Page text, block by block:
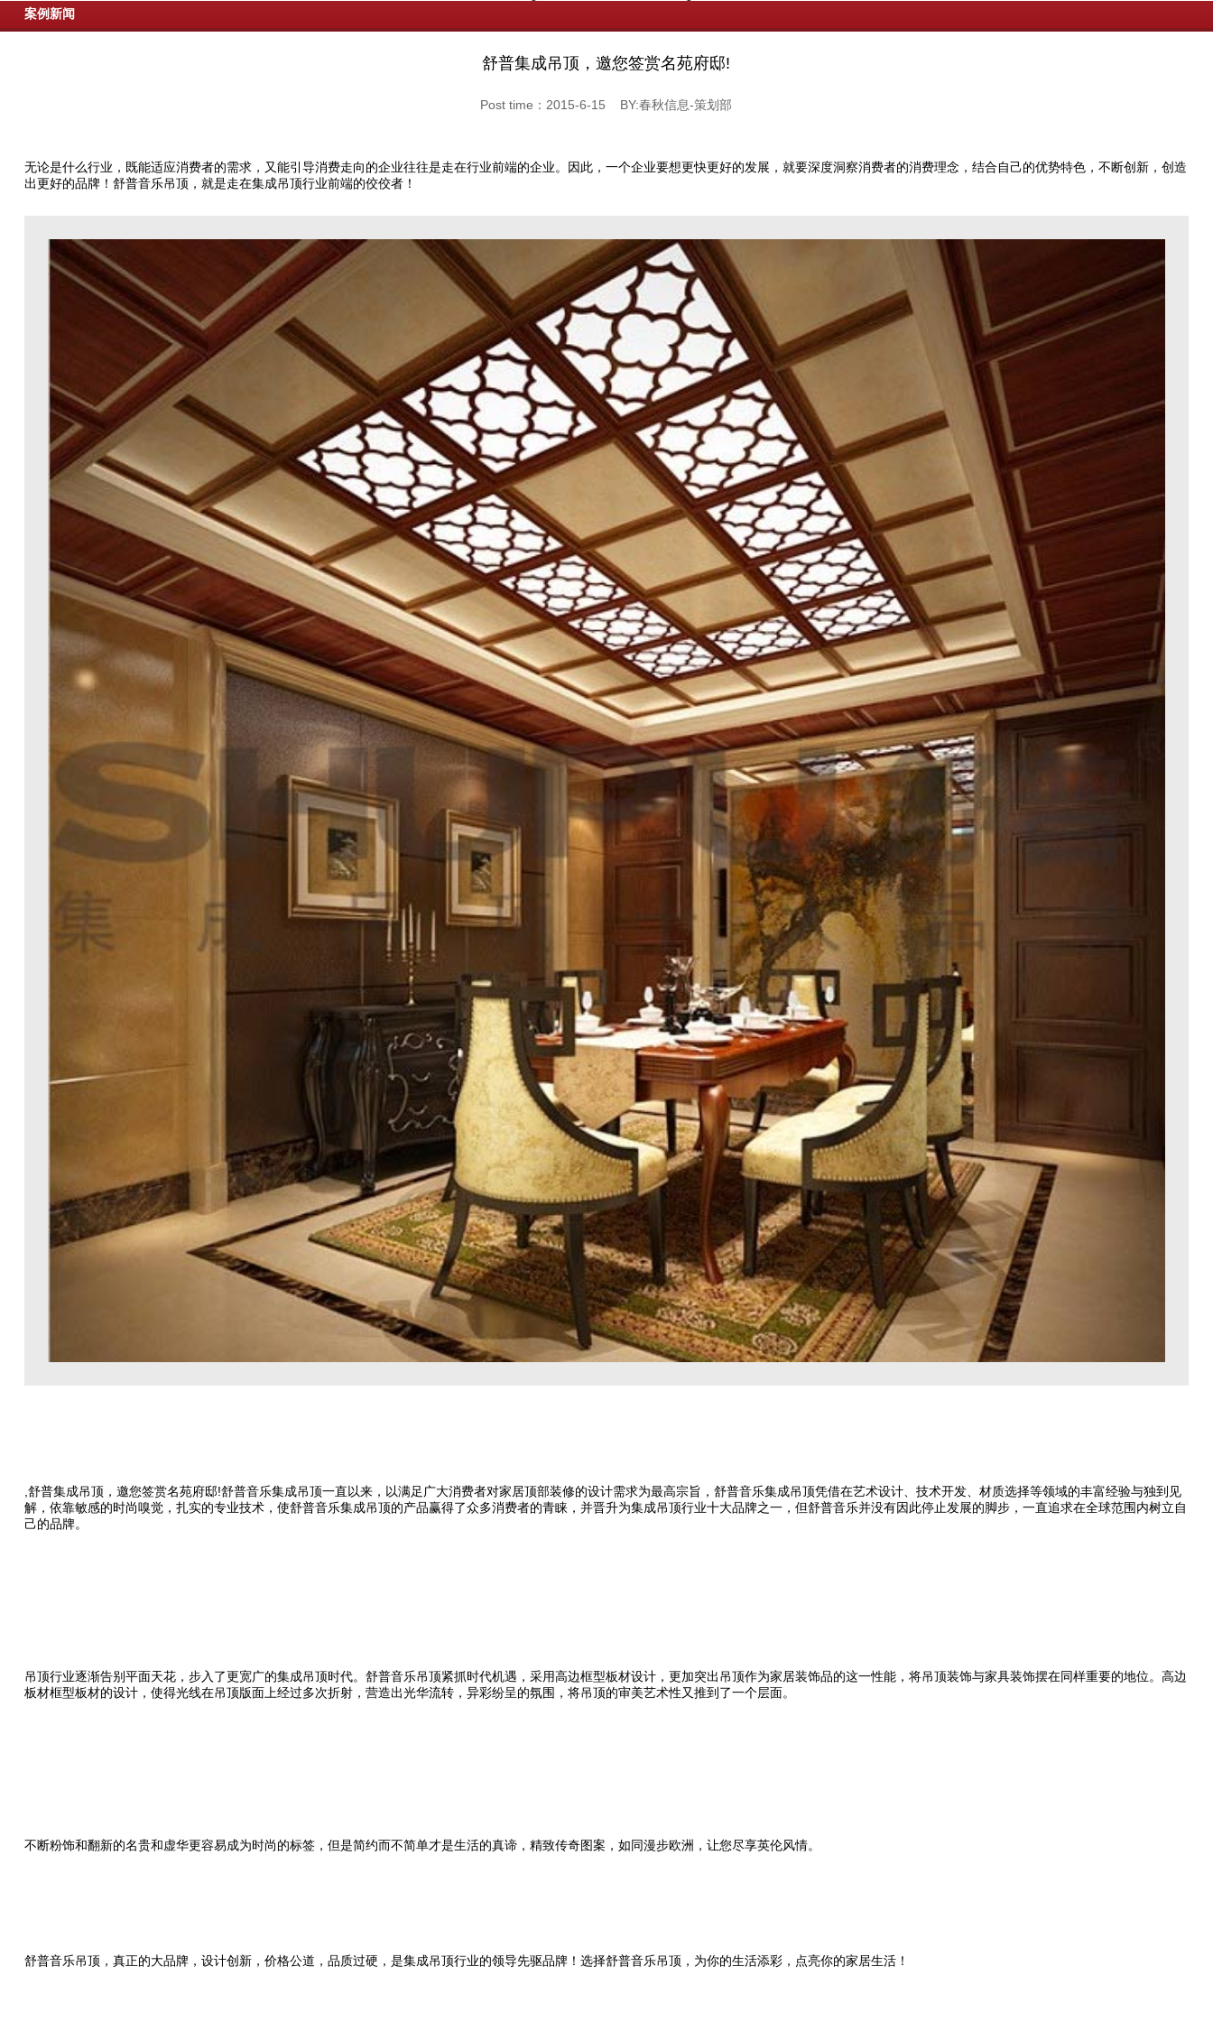
案例新闻
舒普集成吊顶，邀您签赏名苑府邸!
Post time：2015-6-15 BY:春秋信息-策划部
无论是什么行业，既能适应消费者的需求，又能引导消费走向的企业往往是走在行业前端的企业。因此，一个企业要想更快更好的发展，就要深度洞察消费者的消费理念，结合自己的优势特色，不断创新，创造
出更好的品牌！舒普音乐吊顶，就是走在集成吊顶行业前端的佼佼者！
,舒普集成吊顶，邀您签赏名苑府邸!舒普音乐集成吊顶一直以来，以满足广大消费者对家居顶部装修的设计需求为最高宗旨，舒普音乐集成吊顶凭借在艺术设计、技术开发、材质选择等领域的丰富经验与独到见
解，依靠敏感的时尚嗅觉，扎实的专业技术，使舒普音乐集成吊顶的产品赢得了众多消费者的青睐，并晋升为集成吊顶行业十大品牌之一，但舒普音乐并没有因此停止发展的脚步，一直追求在全球范围内树立自
己的品牌。
吊顶行业逐渐告别平面天花，步入了更宽广的集成吊顶时代。舒普音乐吊顶紧抓时代机遇，采用高边框型板材设计，更加突出吊顶作为家居装饰品的这一性能，将吊顶装饰与家具装饰摆在同样重要的地位。高边
板材框型板材的设计，使得光线在吊顶版面上经过多次折射，营造出光华流转，异彩纷呈的氛围，将吊顶的审美艺术性又推到了一个层面。
不断粉饰和翻新的名贵和虚华更容易成为时尚的标签，但是简约而不简单才是生活的真谛，精致传奇图案，如同漫步欧洲，让您尽享英伦风情。
舒普音乐吊顶，真正的大品牌，设计创新，价格公道，品质过硬，是集成吊顶行业的领导先驱品牌！选择舒普音乐吊顶，为你的生活添彩，点亮你的家居生活！